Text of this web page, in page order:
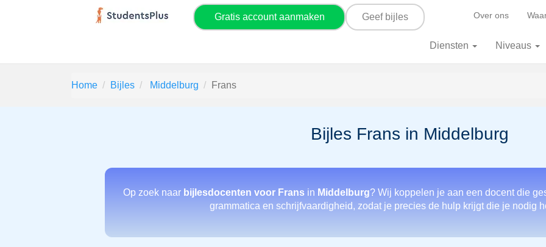
Gratis account aanmaken Geef bijles Over ons
Diensten Niveaus
Home Bijles Middelburg Frans
Bijles Frans in Middelburg
Op zoek naar bijlesdocenten voor Fransin Middelburg? Wij koppelen je aan een docent die
grammatica en schrijfvaardigheid, zodat je precies de hulp krijgt die je nodig